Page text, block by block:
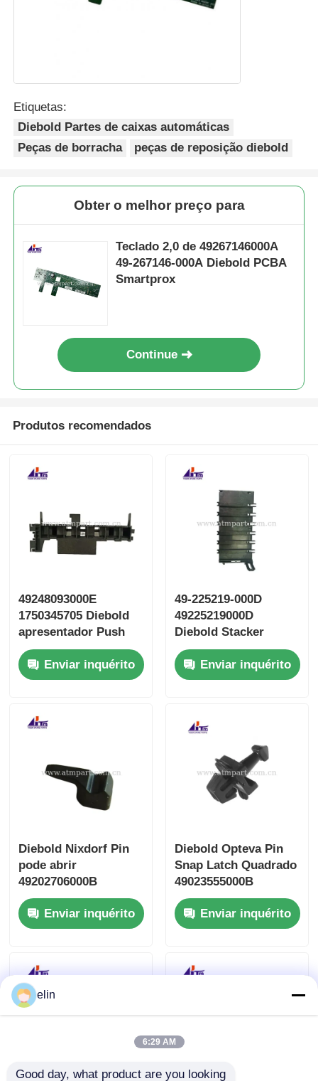
Etiquetas:
Diebold Partes de caixas automáticas
Peças de borracha
peças de reposição diebold
Obter o melhor preço para
Teclado 2,0 de 49267146000A
49-267146-000A Diebold PCBA
Smartprox
Continue
Produtos recomendados
49248093000E
1750345705 Diebold
apresentador Push
Plate ATM Peças
Enviar inquérito
49-225219-000D
49225219000D
Diebold Stacker
Divert Door ATM
PartsEnviar inquérito
Diebold Nixdorf Pin
pode abrir
49202706000B
49202706000D
49202706000E
Enviar inquérito
Diebold Opteva Pin
Snap Latch Quadrado
49023555000B
49023555000D
Enviar inquérito
elin
6:29 AM
Good day, what product are you looking